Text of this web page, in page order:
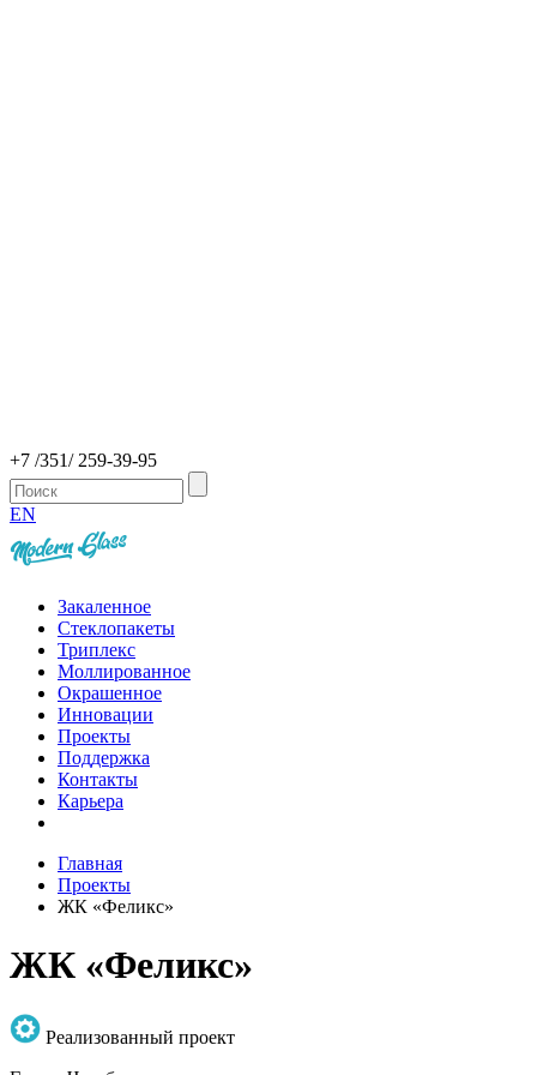
+7 /351/ 259-39-95
EN
Закаленное
Стеклопакеты
Триплекс
Моллированное
Окрашенное
Инновации
Проекты
Поддержка
Контакты
Карьера
Главная
Проекты
ЖК «Феликс»
ЖК «Феликс»
Реализованный проект